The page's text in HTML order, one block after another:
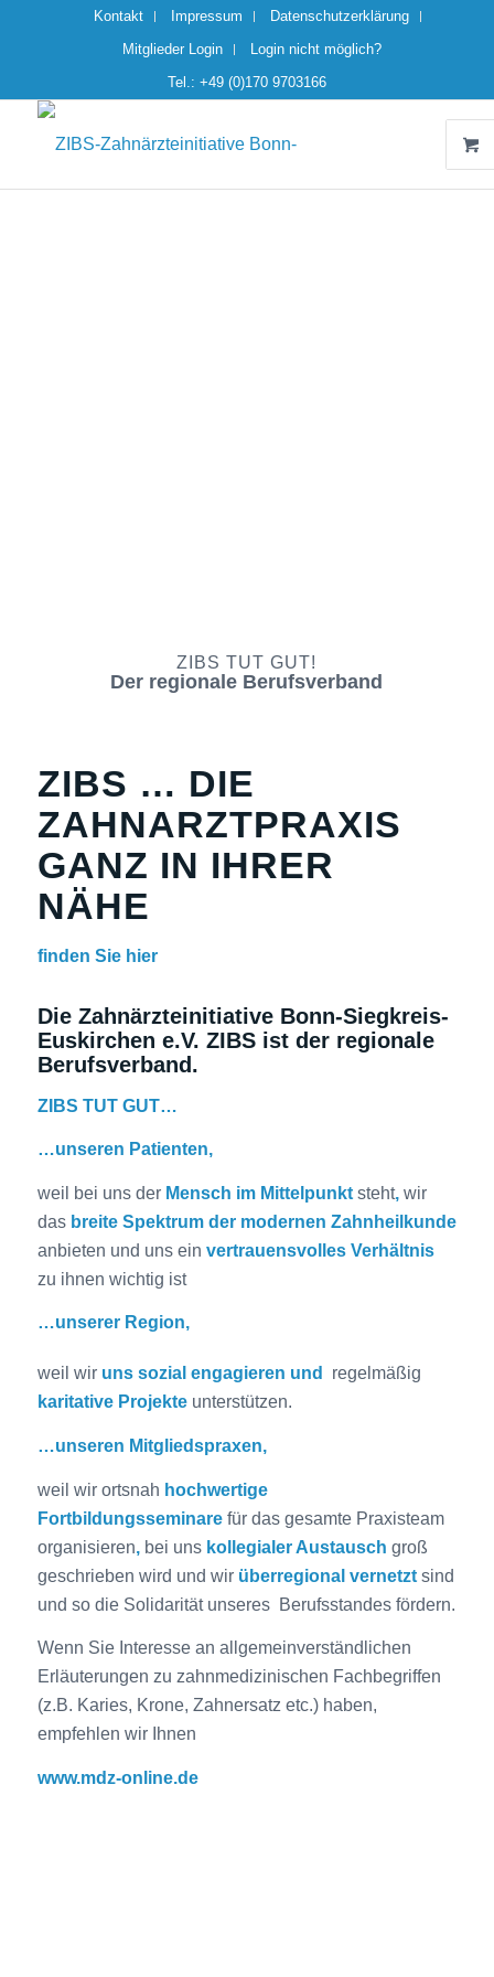
Kontakt Impressum
Datenschutzerklärung
Mitglieder Login
Login nicht möglich?
Tel.: +49 (0)170 9703166
ZIBS TUT GUT!
Der regionale Berufsverband
ZIBS … DIE
ZAHNARZTPRAXIS
GANZ IN IHRER
NÄHE
finden Sie hier
Die Zahnärzteinitiative Bonn-Siegkreis-
Euskirchen e.V. ZIBS ist der regionale
Berufsverband.
ZIBS TUT GUT…
…unseren Patienten,
weil bei uns der Mensch im Mittelpunktsteht, wir
das breite Spektrum der modernen Zahnheilkunde
anbieten und uns ein vertrauensvolles Verhältnis
zu ihnen wichtig ist
…unserer Region,
weil wir uns sozial engagieren und
regelmäßig
karitative Projekte unterstützen.
…unseren Mitgliedspraxen,
weil wir ortsnah hochwertige
Fortbildungsseminarefür das gesamte Praxisteam
organisieren, bei uns kollegialer Austausch groß
geschrieben wird und wir überregional vernetztsind
und so die Solidarität unseres Berufsstandes fördern.
Wenn Sie Interesse an allgemeinverständlichen
Erläuterungen zu zahnmedizinischen Fachbegriffen
(z.B. Karies, Krone, Zahnersatz etc.) haben,
empfehlen wir Ihnen
www.mdz-online.de